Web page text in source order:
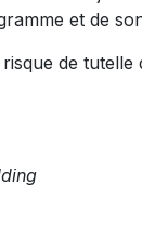
et de
risque de